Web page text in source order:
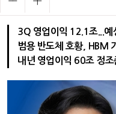
3Q 영업이익 12.1조...예
범용 반도체 호황, HBM
내년 영업이익 60조 정조